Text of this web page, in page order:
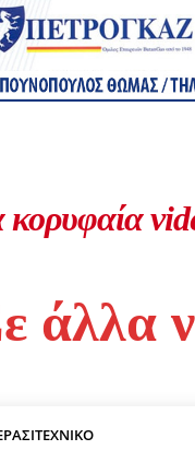
κορυφαία
άλλα